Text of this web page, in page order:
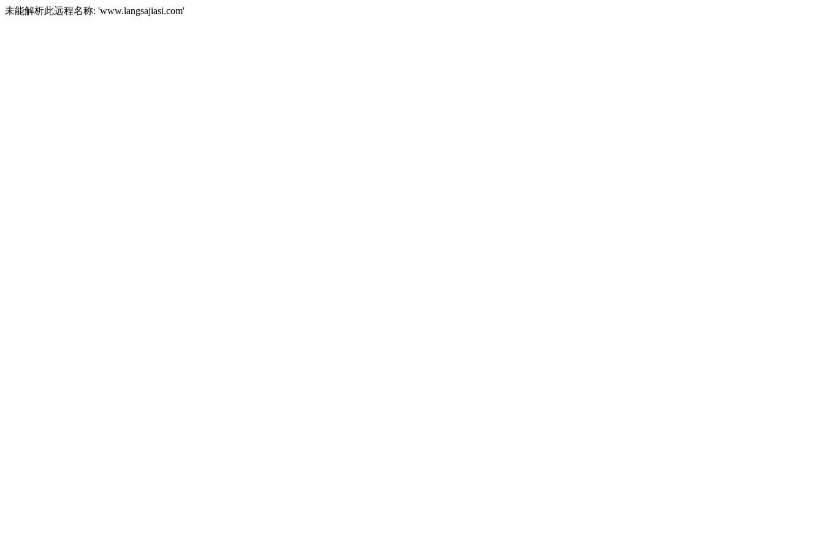
未能解析此远程名称: 'www.langsajiasi.com'